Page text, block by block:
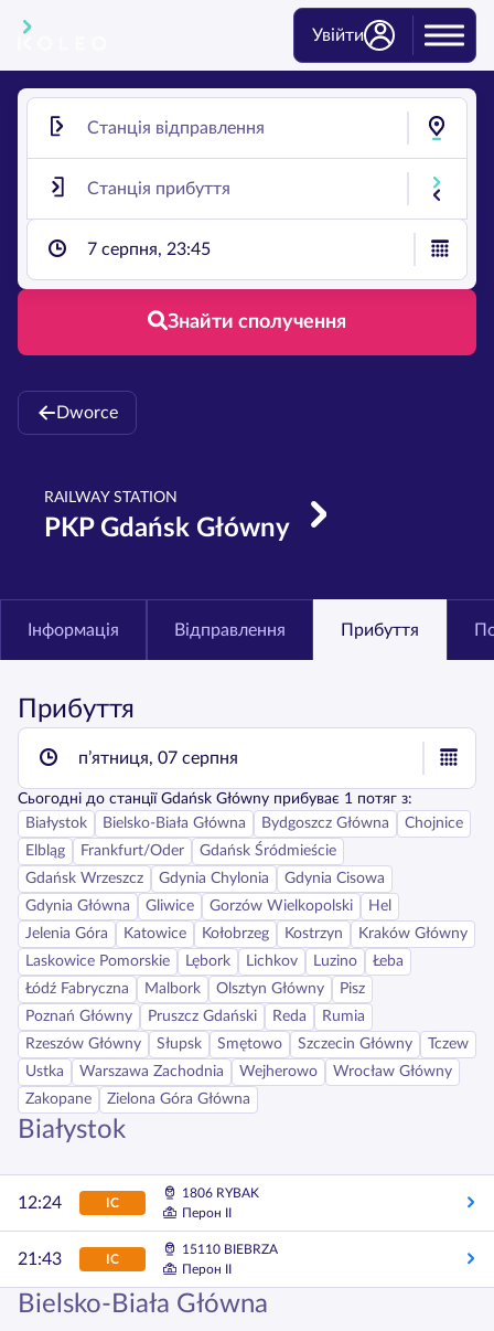
Увійти
7 серпня, 23:45
Знайти сполучення
Dworce
RAILWAY STATION
PKP Gdańsk Główny
Інформація Відправлення Прибуття
Прибуття
п’ятниця, 07 серпня
Сьогодні до станції Gdańsk Główny прибуває 1 потяг з:
Białystok
Bielsko-Biała Główna Bydgoszcz Główna
Chojnice
Elbląg
Frankfurt/Oder
Gdańsk Śródmieście
Gdańsk Wrzeszcz
Gdynia Chylonia
Gdynia Cisowa
Gdynia Główna
Gliwice Gorzów Wielkopolski
Hel
Jelenia Góra
Katowice Kołobrzeg Kostrzyn
Kraków Główny
Laskowice Pomorskie
Lębork Lichkov Luzino
Łeba
Łódź Fabryczna
Malbork Olsztyn Główny
Pisz
Poznań Główny
Pruszcz Gdański Reda
Rumia
Rzeszów Główny
Słupsk Smętowo Szczecin Główny
Tczew
Ustka
Warszawa Zachodnia Wejherowo
Wrocław Główny
Zakopane
Zielona Góra Główna
Białystok
12:24 IC
1806 RYBAK
Перон II
21:43 IC
15110 BIEBRZA
Перон II
Bielsko-Biała Główna